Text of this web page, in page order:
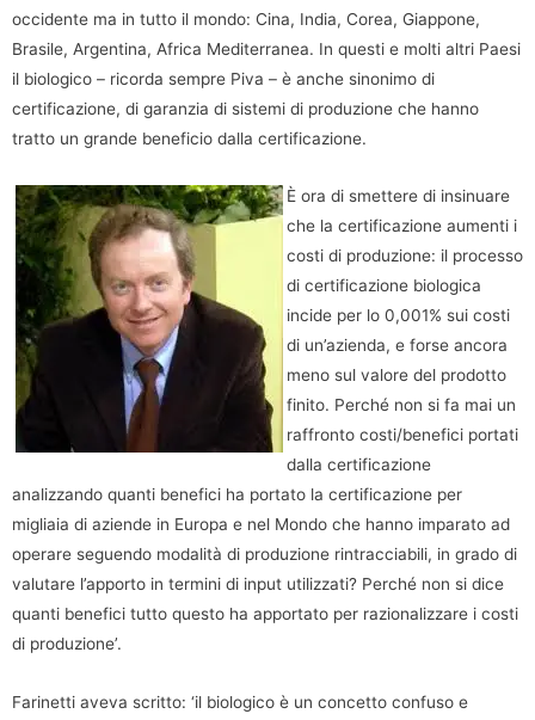
occidente ma in tutto il mondo: Cina, India, Corea, Giappone,
Brasile, Argentina, Africa Mediterranea. In questi e molti altri Paesi
il biologico – ricorda sempre Piva – è anche sinonimo di
certificazione, di garanzia di sistemi di produzione che hanno
tratto un grande beneficio dalla certificazione.
È ora di smettere di insinuare
che la certificazione aumenti i
costi di produzione: il processo
di certificazione biologica
incide per lo 0,001% sui costi
di un’azienda, e forse ancora
meno sul valore del prodotto
finito. Perché non si fa mai un
raffronto costi/benefici portati
dalla certificazione
analizzando quanti benefici ha portato la certificazione per
migliaia di aziende in Europa e nel Mondo che hanno imparato ad
operare seguendo modalità di produzione rintracciabili, in grado di
valutare l’apporto in termini di input utilizzati? Perché non si dice
quanti benefici tutto questo ha apportato per razionalizzare i costi
di produzione’.
Farinetti aveva scritto: ‘il biologico è un concetto confuso e